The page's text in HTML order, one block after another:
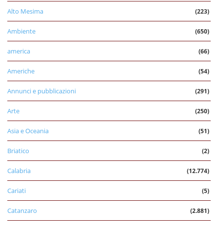
Alto Mesima (223)
Ambiente (650)
america (66)
Americhe (54)
Annunci e pubblicazioni (291)
Arte (250)
Asia e Oceania (51)
Briatico (2)
Calabria (12.774)
Cariati (5)
Catanzaro (2.881)